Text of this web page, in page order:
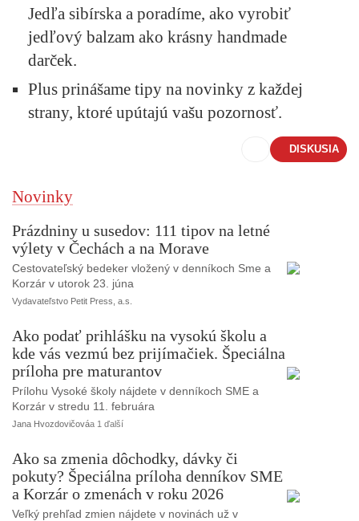
Jedľa sibírska a poradíme, ako vyrobiť
jedľový balzam ako krásny handmade
darček.
Plus prinášame tipy na novinky z každej
strany, ktoré upútajú vašu pozornosť.
DISKUSIA
Novinky
Prázdniny u susedov: 111 tipov na letné
výlety v Čechách a na Morave
Cestovateľský bedeker vložený v denníkoch Sme a
Korzár v utorok 23. júna
Vydavateľstvo Petit Press, a.s.
Ako podať prihlášku na vysokú školu a
kde vás vezmú bez prijímačiek. Špeciálna
príloha pre maturantov
Prílohu Vysoké školy nájdete v denníkoch SME a
Korzár v stredu 11. februára
Jana Hvozdovičováa 1 ďalší
Ako sa zmenia dôchodky, dávky či
pokuty? Špeciálna príloha denníkov SME
a Korzár o zmenách v roku 2026
Veľký prehľad zmien nájdete v novinách už v